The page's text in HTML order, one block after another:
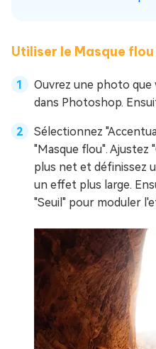
Utiliser le Masque flou
Ouvrez une photo
dans Photoshop.
Sélectionnez
"Masque flou". Ajustez
plus net et définissez
un effet plus large.
"Seuil" pour moduler